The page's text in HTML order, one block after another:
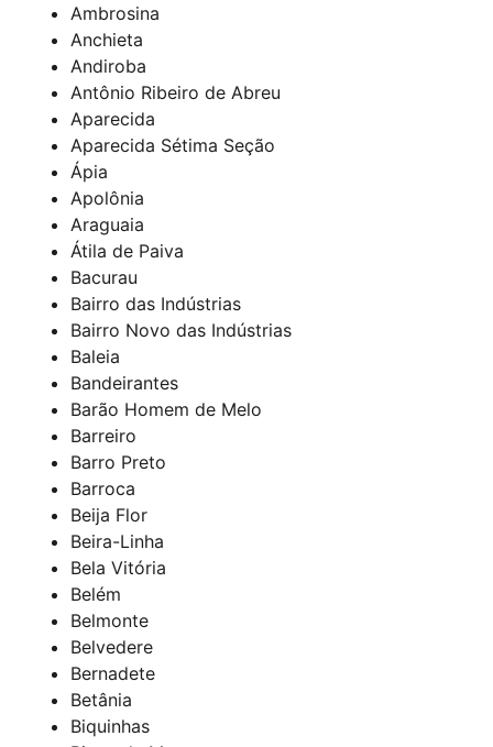
Ambrosina
Anchieta
Andiroba
Antônio Ribeiro de Abreu
Aparecida
Aparecida Sétima Seção
Ápia
Apolônia
Araguaia
Átila de Paiva
Bacurau
Bairro das Indústrias
Bairro Novo das Indústrias
Baleia
Bandeirantes
Barão Homem de Melo
Barreiro
Barro Preto
Barroca
Beija Flor
Beira-Linha
Bela Vitória
Belém
Belmonte
Belvedere
Bernadete
Betânia
Biquinhas